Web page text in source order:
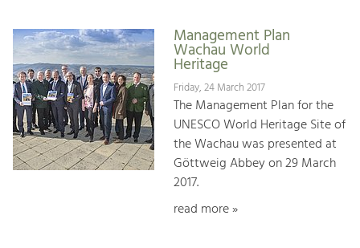
Management Plan
Wachau World
Heritage
Friday, 24 March 2017
The Management Plan for the
UNESCO World Heritage Site of
the Wachau was presented at
Göttweig Abbey on 29 March
2017.
read more »